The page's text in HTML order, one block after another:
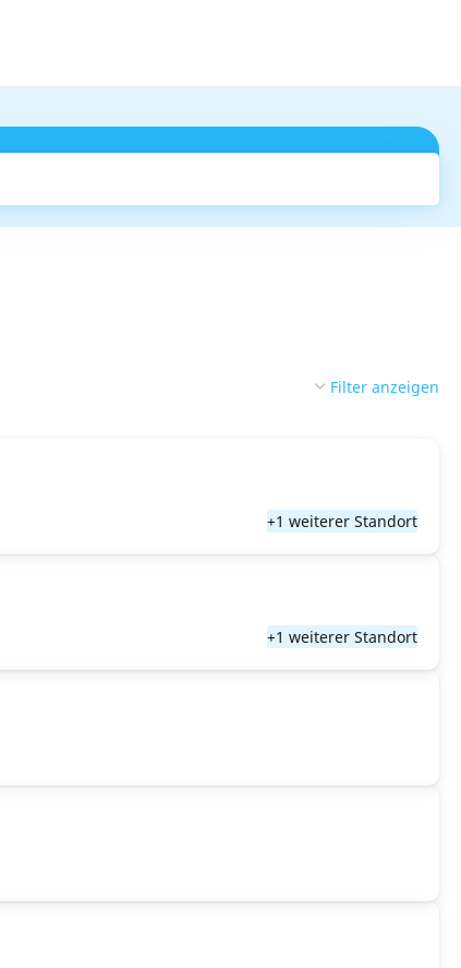
Filter anzeigen
+1 weiterer Standort
+1 weiterer Standort